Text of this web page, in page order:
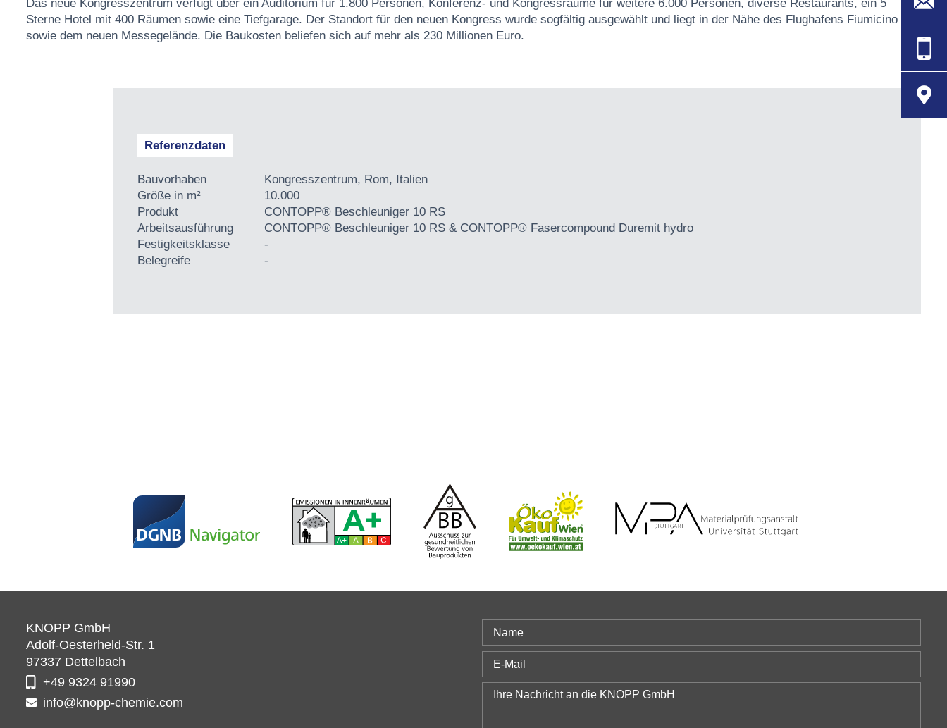
Das neue Kongresszentrum verfügt über ein Auditorium für 1.800 Personen, Konferenz- und Kongressräume für weitere 6.000 Personen, diverse Restaurants, ein 5
Sterne Hotel mit 400 Räumen sowie eine Tiefgarage. Der Standort für den neuen Kongress wurde sogfältig ausgewählt und liegt in der Nähe des Flughafens Fiumicino
sowie dem neuen Messegelände. Die Baukosten beliefen sich auf mehr als 230 Millionen Euro.
Referenzdaten
Bauvorhaben
Kongresszentrum, Rom, Italien
Größe in m²
10.000
Produkt
CONTOPP® Beschleuniger 10 RS
Arbeitsausführung
CONTOPP® Beschleuniger 10 RS & CONTOPP® Fasercompound Duremit hydro
Festigkeitsklasse
-
Belegreife
-
KNOPP GmbH
Adolf-Oesterheld-Str. 1
97337 Dettelbach
+49 9324 91990
info@knopp-chemie.com